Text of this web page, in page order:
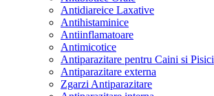
Antidiareice Laxative
Antihistaminice
Antiinflamatoare
Antimicotice
Antiparazitare pentru Caini si Pisici
Antiparazitare externa
Zgarzi Antiparazitare